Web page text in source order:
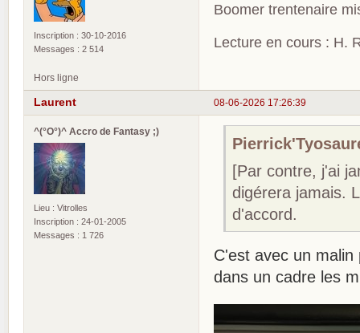
Inscription : 30-10-2016
Messages : 2 514
Boomer trentenaire
Lecture en cours : H.
Hors ligne
08-06-2026 17:26:39
Laurent
^(°O°)^ Accro de Fantasy ;)
Lieu : Vitrolles
Inscription : 24-01-2005
Messages : 1 726
[Par contre, j'ai
digérera jamais.
d'accord.
C'est avec un
dans un cadre les